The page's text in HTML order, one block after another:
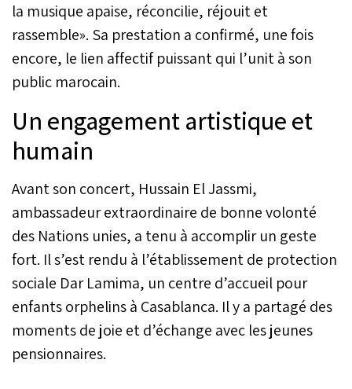
la musique apaise, réconcilie, réjouit et
rassemble». Sa prestation a confirmé, une fois
encore, le lien affectif puissant qui l’unit à son
public marocain.
Un engagement artistique et
humain
Avant son concert, Hussain El Jassmi,
ambassadeur extraordinaire de bonne volonté
des Nations unies, a tenu à accomplir un geste
fort. Il s’est rendu à l’établissement de protection
sociale Dar Lamima, un centre d’accueil pour
enfants orphelins à Casablanca. Il y a partagé des
moments de joie et d’échange avec les jeunes
pensionnaires.